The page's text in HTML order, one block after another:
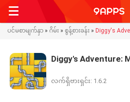
ပင်မစာမျက်နှာ » ဂိမ်း » စွန့်​စား​ခန်း » Diggy's
Diggy's Adventure:
လက်ရှိဗားရှင်း: 1.6.2